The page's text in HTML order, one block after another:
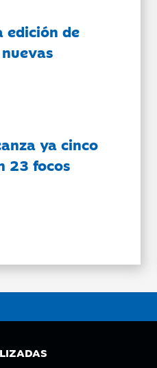
edición de
ya cinco
23 focos